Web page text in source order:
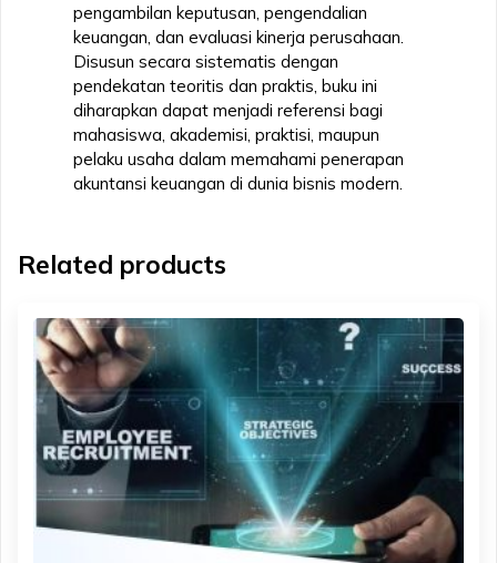
pengambilan keputusan, pengendalian
keuangan, dan evaluasi kinerja perusahaan.
Disusun secara sistematis dengan
pendekatan teoritis dan praktis, buku ini
diharapkan dapat menjadi referensi bagi
mahasiswa, akademisi, praktisi, maupun
pelaku usaha dalam memahami penerapan
akuntansi keuangan di dunia bisnis modern.
Related products